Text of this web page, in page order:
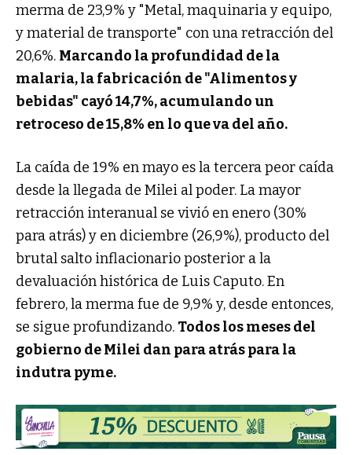
merma de 23,9% y "Metal, maquinaria y equipo,
y material de transporte" con una retracción del
20,6%. Marcando la profundidad de la
malaria, la fabricación de "Alimentos y
bebidas" cayó 14,7%, acumulando un
retroceso de 15,8% en lo que va del año.
La caída de 19% en mayo es la tercera peor caída
desde la llegada de Milei al poder. La mayor
retracción interanual se vivió en enero (30%
para atrás) y en diciembre (26,9%), producto del
brutal salto inflacionario posterior a la
devaluación histórica de Luis Caputo. En
febrero, la merma fue de 9,9% y, desde entonces,
se sigue profundizando. Todos los meses del
gobierno de Milei dan para atrás para la
indutra pyme.